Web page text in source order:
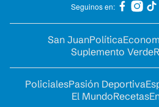
Seguinos en:
San JuanPolítica
Suplemento Verde
PolicialesPasión Deportiva
El MundoRecetas